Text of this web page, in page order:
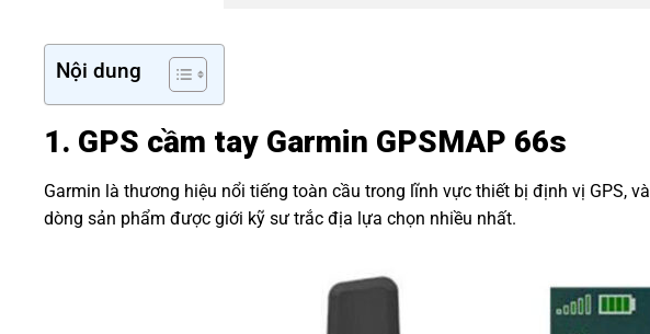
Nội dung
1. GPS cầm tay Garmin GPSMAP 66s
Garmin là thương hiệu nổi tiếng toàn cầu trong lĩnh vực thiết bị định vị GPS,
dòng sản phẩm được giới kỹ sư trắc địa lựa chọn nhiều nhất.